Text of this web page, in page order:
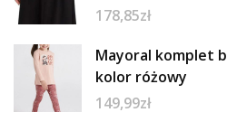
178,85zł
Mayoral komplet
kolor różowy
149,99zł